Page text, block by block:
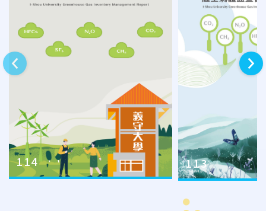
上一則
114 113
下一則